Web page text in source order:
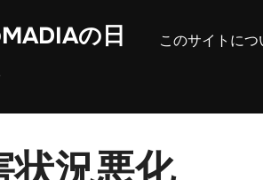
の日
このサイトにつ